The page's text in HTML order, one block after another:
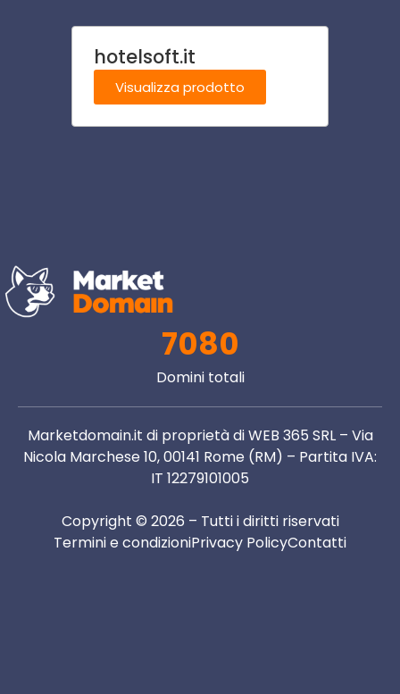
hotelsoft.it
Visualizza prodotto
7080
Domini totali
Marketdomain.it di proprietà di WEB 365 SRL – Via
Nicola Marchese 10, 00141 Rome (RM) – Partita IVA:
IT 12279101005
Copyright © 2026 – Tutti i diritti riservati
Termini e condizioniPrivacy PolicyContatti